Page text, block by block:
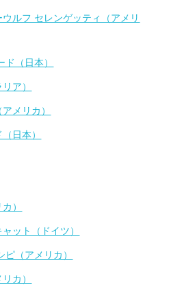
ウルフ セレンゲッティ（アメリ
（日本）
ア）
メリカ）
日本）
）
ット（ドイツ）
（アメリカ）
カ）